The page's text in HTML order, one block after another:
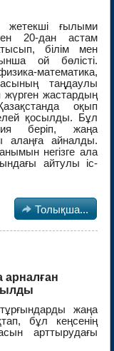
жетекші ғылыми
20-дан астам
білім мен
ой бөлісті.
математика,
таңдаулы
жастардың
оқып
қосылды. Бұл
беріп, жаңа
алаңға айналды.
негізге ала
айтулы іс-
 Толықша...
жаңа
бұл кеңсенің
арттырудағы